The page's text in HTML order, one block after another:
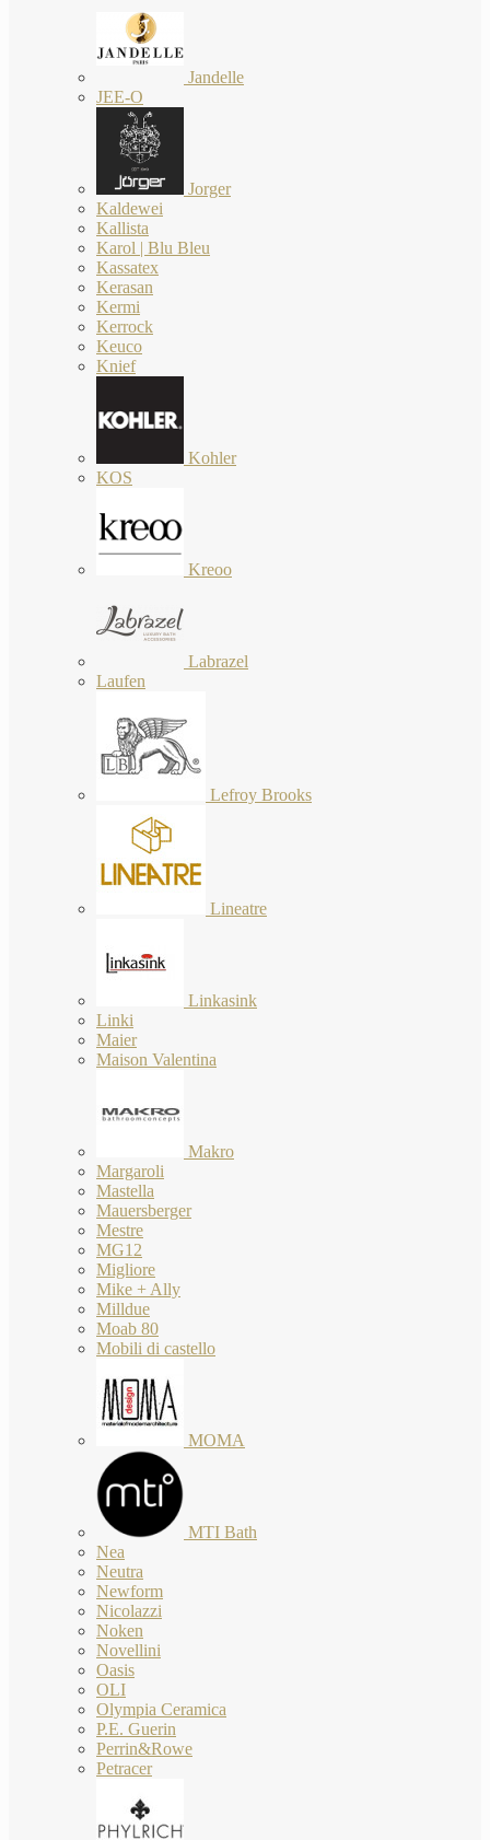
Jandelle
JEE-O
Jorger
Kaldewei
Kallista
Karol | Blu Bleu
Kassatex
Kerasan
Kermi
Kerrock
Keuco
Knief
Kohler
KOS
Kreoo
Labrazel
Laufen
Lefroy Brooks
Lineatre
Linkasink
Linki
Maier
Maison Valentina
Makro
Margaroli
Mastella
Mauersberger
Mestre
MG12
Migliore
Mike + Ally
Milldue
Moab 80
Mobili di castello
MOMA
MTI Bath
Nea
Neutra
Newform
Nicolazzi
Noken
Novellini
Oasis
OLI
Olympia Ceramica
P.E. Guerin
Perrin&Rowe
Petracer